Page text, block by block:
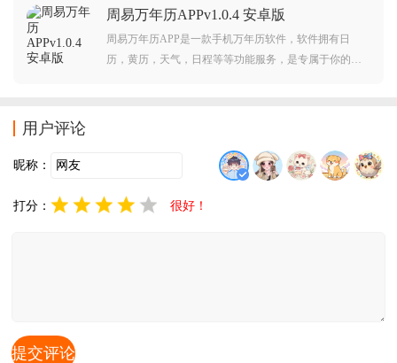
市更新投资有限公司推出，实现了在线签约、缴费、报
修等
周易万年历APPv1.0.4 安卓版
周易万年历APP是一款手机万年历软件，软件拥有日
历，黄历，天气，日程等等功能服务，是专属于你的日
用户评论
昵称：
打分： 很好！